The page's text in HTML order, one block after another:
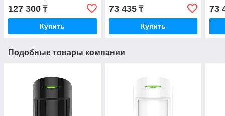
127 300 ₸
Купить
73 435₸
Купить
73
Подобные товары компании